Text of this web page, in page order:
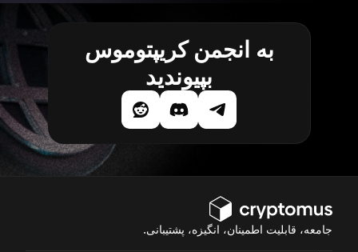
به انجمن کریپتوموس
بپیوندید
جامعه، قابلیت اطمینان، انگیزه، پشتیبانی.